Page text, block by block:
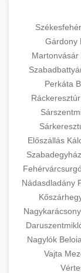
Gárdony
Martonvásár
Perkáta
Ráckeresztúr
Előszállás
Nádasdladány
Nagykarácsony
Nagylók
Vajta